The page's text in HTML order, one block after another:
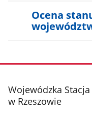
Ocena
stopka
Wojewódzka
w Rzeszowie